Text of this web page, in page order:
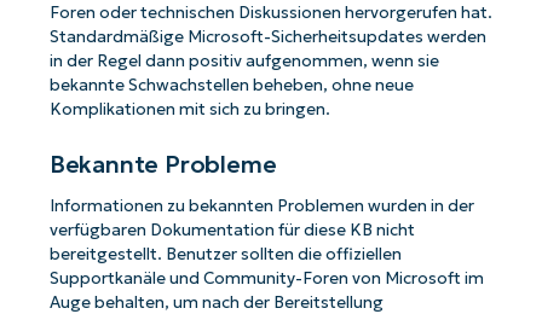
Foren oder technischen Diskussionen hervorgerufen hat.
Standardmäßige Microsoft-Sicherheitsupdates werden
in der Regel dann positiv aufgenommen, wenn sie
bekannte Schwachstellen beheben, ohne neue
Komplikationen mit sich zu bringen.
Bekannte Probleme
Informationen zu bekannten Problemen wurden in der
verfügbaren Dokumentation für diese KB nicht
bereitgestellt. Benutzer sollten die offiziellen
Supportkanäle und Community-Foren von Microsoft im
Auge behalten, um nach der Bereitstellung